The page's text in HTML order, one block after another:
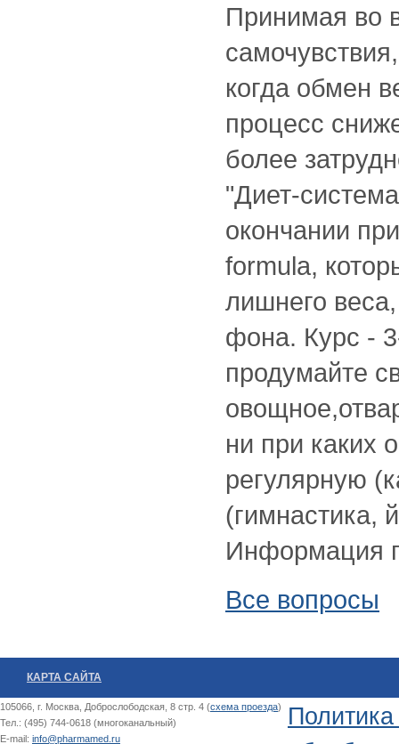
Принимая во
когда обмен
процесс
более
"Диет-
окончании
formula,
лишнего
фона. Курс -
продумайте
ни при каких
регулярную
(гимнастика,
Информация
Все вопросы
КАРТА САЙТА
105066, г. Москва, Доброслободская, 8 стр. 4 (схема проезда)
Тел.: (495) 744-0618 (многоканальный)
E-mail: info@pharmamed.ru